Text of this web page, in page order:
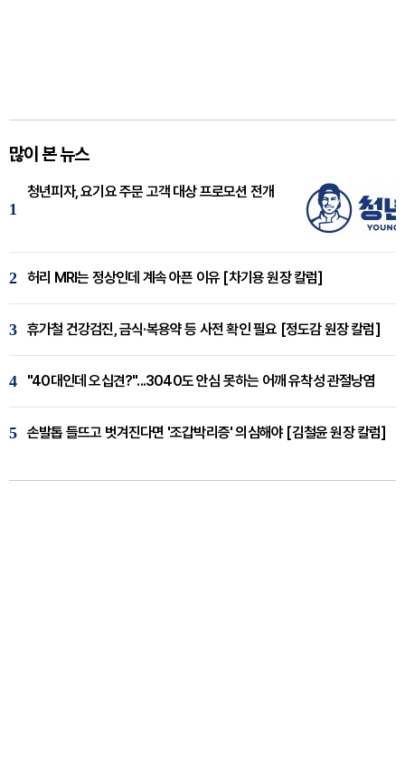
많이 본 뉴스
1
청년피자, 요기요 주문 고객 대상 프로모션 전개
2 허리 MRI는 정상인데 계속 아픈 이유 [차기용 원장 칼럼]
3 휴가철 건강검진, 금식·복용약 등 사전 확인 필요 [정도감 원장 칼럼]
4 "40대인데 오십견?"...3040도 안심 못하는 어깨 유착성 관절낭염
5 손발톱 들뜨고 벗겨진다면 '조갑박리증' 의심해야 [김철윤 원장 칼럼]